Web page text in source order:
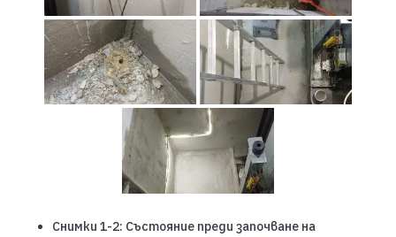
Снимки 1-2: Състояние преди започване на